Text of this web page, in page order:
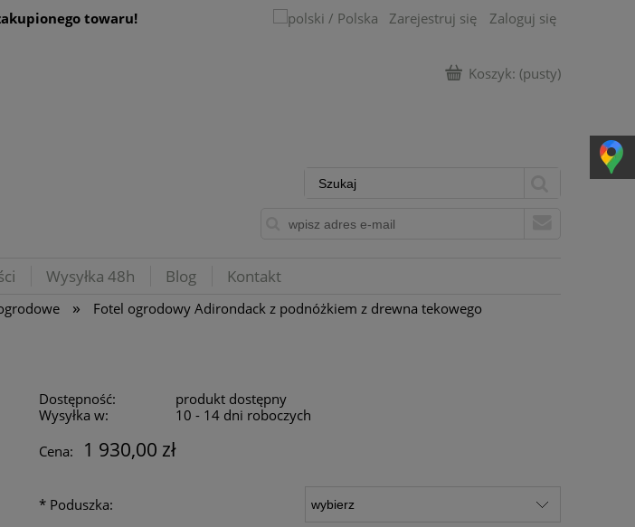
towaru! Zarejestruj się Zaloguj się
Koszyk: (pusty)
Wysyłka 48h Blog Kontakt
» Fotel ogrodowy Adirondack z podnóżkiem z drewna tekowego
Dostępność:
produkt dostępny
Wysyłka w:
10 - 14 dni roboczych
Cena:
1 930,00 zł
*Poduszka: